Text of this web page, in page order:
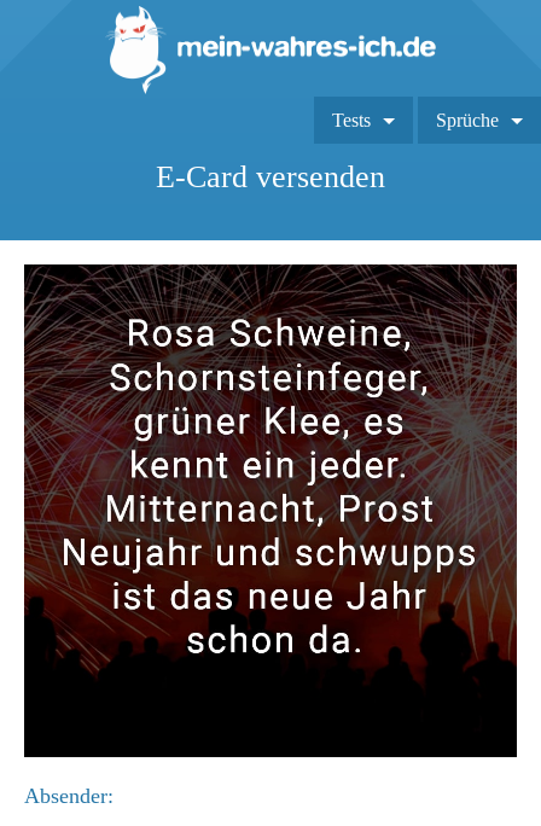
Tests Sprüche
E-Card versenden
Absender: